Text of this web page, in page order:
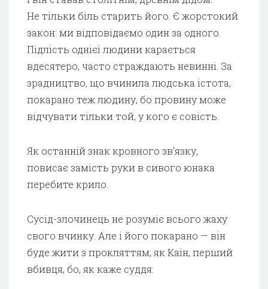
Не тільки біль старить його. Є жорстокий
закон: ми відповідаємо один за одного.
Підлість однієї людини карається
вдесятеро, часто страждають невинні. За
зрадництво, що вчинила людська істота,
покарано теж людину, бо провину може
відчувати тільки той, у кого є совість.
Як останній знак кровного зв’язку,
повисає замість руки в сивого юнака
перебите крило.
Сусід-злочинець не розуміє всього жаху
свого вчинку. Але і його покарано — він
буде жити з прокляттям, як Каїн, перший
вбивця, бо, як каже суддя: